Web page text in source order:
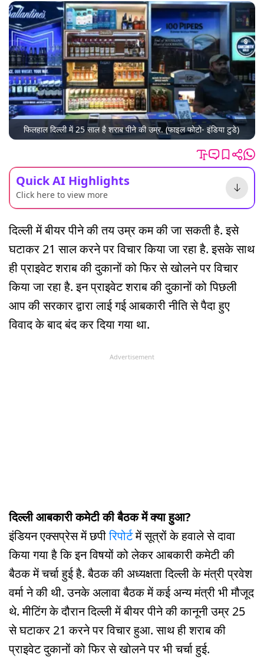
फिलहाल दिल्ली में 25 साल है शराब पीने की उम्र. (फाइल फोटो- इंडिया टुडे)
Quick AI Highlights
Click here to view more
दिल्ली में बीयर पीने की तय उम्र कम की जा सकती है. इसे
घटाकर 21 साल करने पर विचार किया जा रहा है. इसके साथ
ही प्राइवेट शराब की दुकानों को फिर से खोलने पर विचार
किया जा रहा है. इन प्राइवेट शराब की दुकानों को पिछली
आप की सरकार द्वारा लाई गई आबकारी नीति से पैदा हुए
विवाद के बाद बंद कर दिया गया था.
Advertisement
दिल्ली आबकारी कमेटी की बैठक में क्या हुआ?
इंडियन एक्सप्रेस में छपीरिपोर्टमें सूत्रों के हवाले से दावा
किया गया है कि इन विषयों को लेकर आबकारी कमेटी की
बैठक में चर्चा हुई है. बैठक की अध्यक्षता दिल्ली के मंत्री प्रवेश
वर्मा ने की थी. उनके अलावा बैठक में कई अन्य मंत्री भी मौजूद
थे. मीटिंग के दौरान दिल्ली में बीयर पीने की कानूनी उम्र 25
से घटाकर 21 करने पर विचार हुआ. साथ ही शराब की
प्राइवेट दुकानों को फिर से खोलने पर भी चर्चा हुई.